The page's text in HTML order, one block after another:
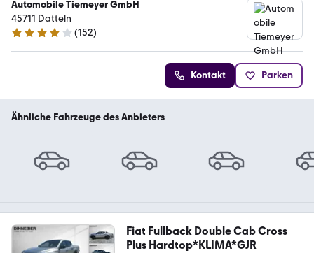
Automobile Tiemeyer GmbH
45711 Datteln
3.8 Sterne
(152)
Kontakt Parken
Ähnliche Fahrzeuge des Anbieters
Fiat Fullback Double Cab Cross
Plus Hardtop*KLIMA*GJR